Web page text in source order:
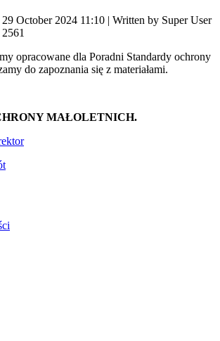
October 2024 11:10 | Written by Super User
opracowane dla Poradni Standardy ochrony
do zapoznania się z materiałami.
MAŁOLETNICH.